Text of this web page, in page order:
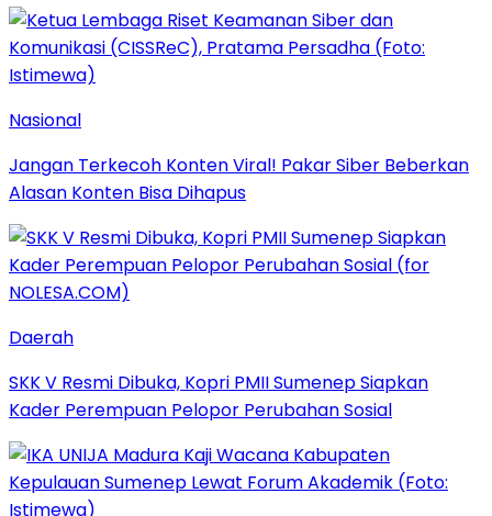
Nasional
Jangan Terkecoh Konten Viral! Pakar Siber Beberkan
Alasan Konten Bisa Dihapus
Daerah
SKK V Resmi Dibuka, Kopri PMII Sumenep Siapkan
Kader Perempuan Pelopor Perubahan Sosial